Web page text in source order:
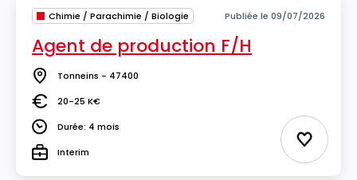
Chimie / Parachimie / Biologie Publiée le 09/07/2026
Agent de production F/H
Lieu Tonneins - 47400
Salaire20-25 K€
DuréeDurée: 4 mois
TypeInterim Ajouter